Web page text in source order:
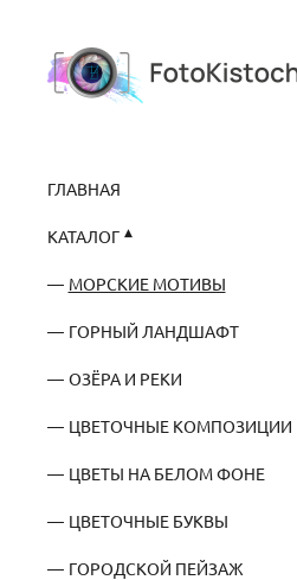
ГЛАВНАЯ
КАТАЛОГ
МОРСКИЕ МОТИВЫ
ГОРНЫЙ ЛАНДШАФТ
ОЗЁРА И РЕКИ
ЦВЕТОЧНЫЕ КОМПОЗИЦИИ
ЦВЕТЫ НА БЕЛОМ ФОНЕ
ЦВЕТОЧНЫЕ БУКВЫ
ГОРОДСКОЙ ПЕЙЗАЖ